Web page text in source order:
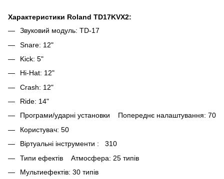
Характеристики Roland TD17KVX2:
Звуковий модуль: TD-17
Snare: 12"
Kick: 5"
Hi-Hat: 12"
Crash: 12"
Ride: 14"
Програми/ударні установки Попереднє налаштування: 70
Користувач: 50
Віртуальні інструменти : 310
Типи ефектів Атмосфера: 25 типів
Мультиефектів: 30 типів